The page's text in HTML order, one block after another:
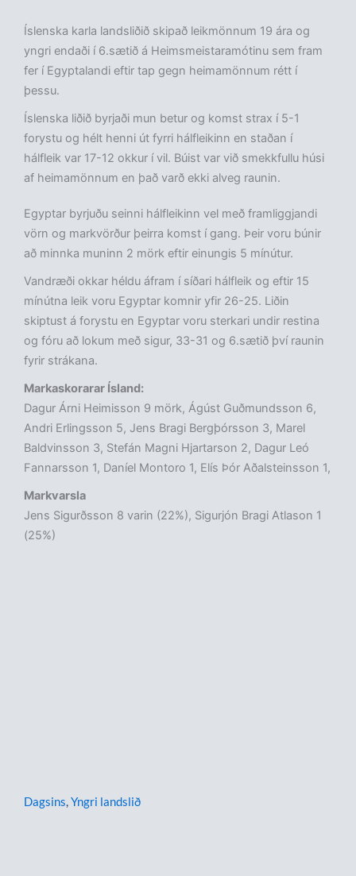
Íslenska karla landsliðið skipað leikmönnum 19 ára og
yngri endaði í 6.sætið á Heimsmeistaramótinu sem fram
fer í Egyptalandi eftir tap gegn heimamönnum rétt í
þessu.
Íslenska liðið byrjaði mun betur og komst strax í 5-1
forystu og hélt henni út fyrri hálfleikinn en staðan í
hálfleik var 17-12 okkur í vil. Búist var við smekkfullu húsi
af heimamönnum en það varð ekki alveg raunin.
Egyptar byrjuðu seinni hálfleikinn vel með framliggjandi
vörn og markvörður þeirra komst í gang. Þeir voru búnir
að minnka muninn 2 mörk eftir einungis 5 mínútur.
Vandræði okkar héldu áfram í síðari hálfleik og eftir 15
mínútna leik voru Egyptar komnir yfir 26-25. Liðin
skiptust á forystu en Egyptar voru sterkari undir restina
og fóru að lokum með sigur, 33-31 og 6.sætið því raunin
fyrir strákana.
Markaskorarar Ísland:
Dagur Árni Heimisson 9 mörk, Ágúst Guðmundsson 6,
Andri Erlingsson 5, Jens Bragi Bergþórsson 3, Marel
Baldvinsson 3, Stefán Magni Hjartarson 2, Dagur Leó
Fannarsson 1, Daníel Montoro 1, Elís Þór Aðalsteinsson 1,
Markvarsla
Jens Sigurðsson 8 varin (22%), Sigurjón Bragi Atlason 1
(25%)
Dagsins,Yngri landslið